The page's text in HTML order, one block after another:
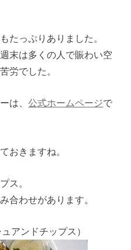
たっぷりありました。
末は多くの人で賑わい空
労でした。
は、公式ホームページで
おきますね。
ス。
合わせがあります。
アンドチップス）